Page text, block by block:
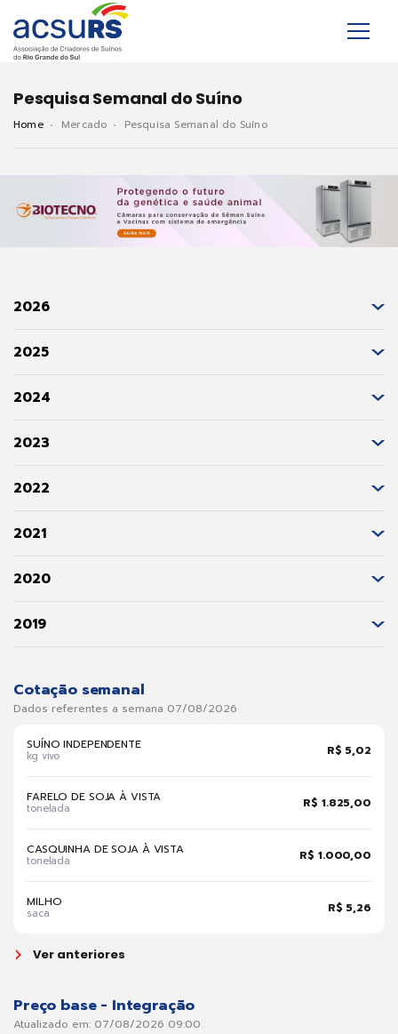
Pesquisa Semanal do Suíno
Home Mercado Pesquisa Semanal do Suíno
2026
2025
2024
2023
2022
2021
2020
2019
Cotação semanal
Dados referentes a semana 07/08/2026
SUÍNO INDEPENDENTE
kg vivo R$ 5,02
FARELO DE SOJA À VISTA
tonelada R$ 1.825,00
CASQUINHA DE SOJA À VISTA
tonelada R$ 1.000,00
MILHO
saca R$ 5,26
Ver anteriores
Preço base - Integração
Atualizado em: 07/08/2026 09:00